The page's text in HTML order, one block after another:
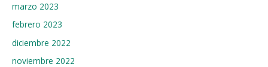
marzo 2023
febrero 2023
diciembre 2022
noviembre 2022